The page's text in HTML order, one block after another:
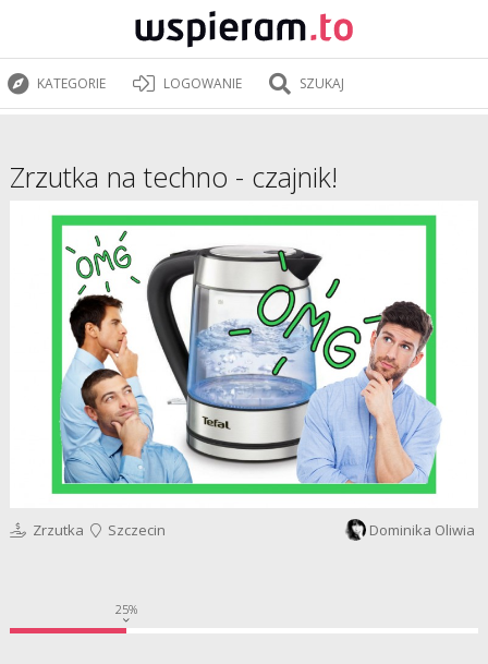
KATEGORIE LOGOWANIE SZUKAJ
Zrzutka na techno - czajnik!
Zrzutka Szczecin Dominika Oliwia
25%